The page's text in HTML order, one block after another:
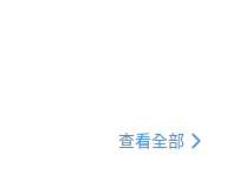
查看全部